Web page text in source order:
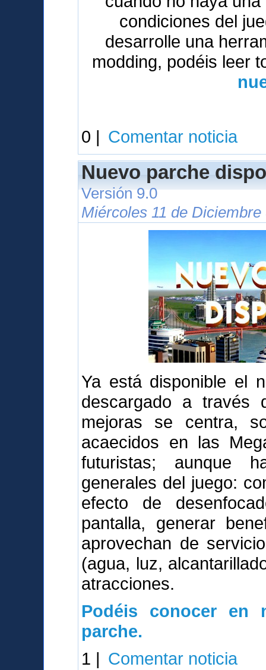
condiciones del
desarrolle una
modding, podéis leer
0 | Comentar noticia
Nuevo parche
Versión 9.0
Miércoles 11 de
Ya está disponible el
descargado a través
mejoras se centra,
acaecidos en las
futuristas; aunque
generales del juego:
efecto de
pantalla, generar
aprovechan de
(agua, luz,
atracciones.
Podéis conocer en
parche.
1 | Comentar noticia